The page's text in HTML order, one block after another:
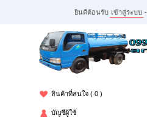
ยินดีต้อนรับ เข้าสู่ระบบ
สินค้าที่สนใจ ( 0 )
บัญชีผู้ใช้